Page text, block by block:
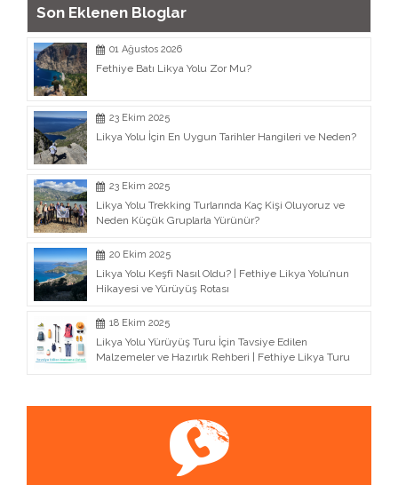
Son Eklenen Bloglar
01 Ağustos 2026
Fethiye Batı Likya Yolu Zor Mu?
23 Ekim 2025
Likya Yolu İçin En Uygun Tarihler Hangileri ve Neden?
23 Ekim 2025
Likya Yolu Trekking Turlarında Kaç Kişi Oluyoruz ve
Neden Küçük Gruplarla Yürünür?
20 Ekim 2025
Likya Yolu Keşfi Nasıl Oldu? | Fethiye Likya Yolu’nun
Hikayesi ve Yürüyüş Rotası
18 Ekim 2025
Likya Yolu Yürüyüş Turu İçin Tavsiye Edilen
Malzemeler ve Hazırlık Rehberi | Fethiye Likya Turu